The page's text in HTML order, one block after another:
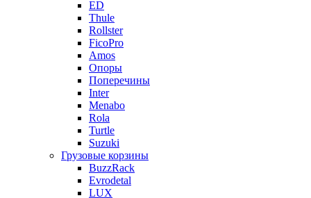
ED
Thule
Rollster
FicoPro
Amos
Опоры
Поперечины
Inter
Menabo
Rola
Turtle
Suzuki
Грузовые корзины
BuzzRack
Evrodetal
LUX